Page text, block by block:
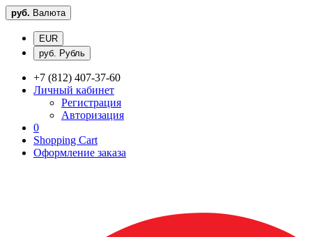
руб. Валюта
EUR
руб. Рубль
+7 (812) 407-37-60
Личный кабинет
Регистрация
Авторизация
0
Shopping Cart
Оформление заказа